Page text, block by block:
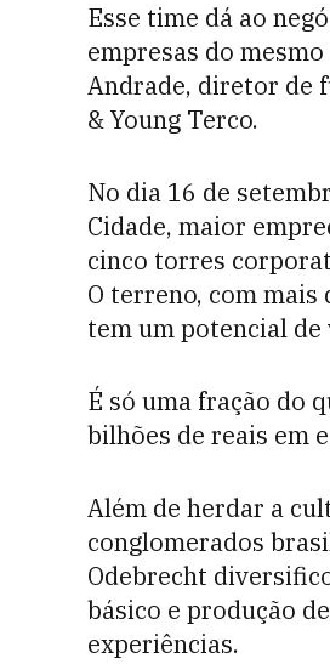
Esse time dá ao
empresas do
Andrade, diretor de
& Young Terco.
No dia 16 de
Cidade, maior
cinco torres
O terreno, com
tem um potencial de
É só uma fração do
bilhões de reais em
Além de herdar a
conglomerados
Odebrecht
básico e produção
experiências.